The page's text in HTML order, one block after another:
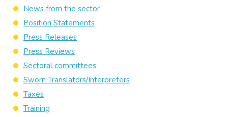
News from the sector
Position Statements
Press Releases
Press Reviews
Sectoral committees
Sworn Translators/Interpreters
Taxes
Training